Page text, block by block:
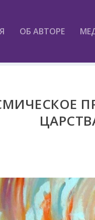
ОБ АВТОРЕ